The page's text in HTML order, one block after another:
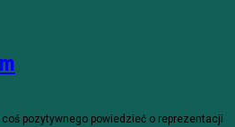
pozytywnego powiedzieć o reprezentacji